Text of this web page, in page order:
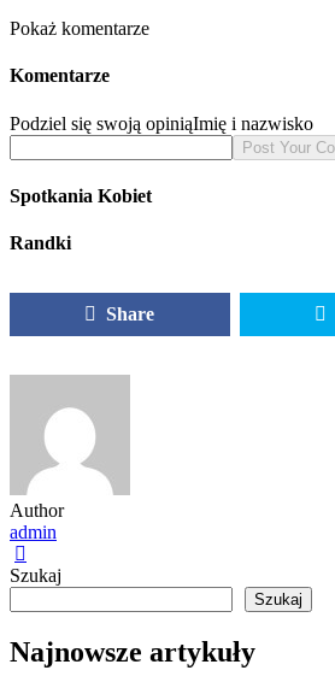
Pokaż komentarze
Komentarze
Podziel się swoją opiniąImię i nazwisko
Spotkania Kobiet
Randki
Share
Author
admin
Szukaj
Szukaj
Najnowsze artykuły